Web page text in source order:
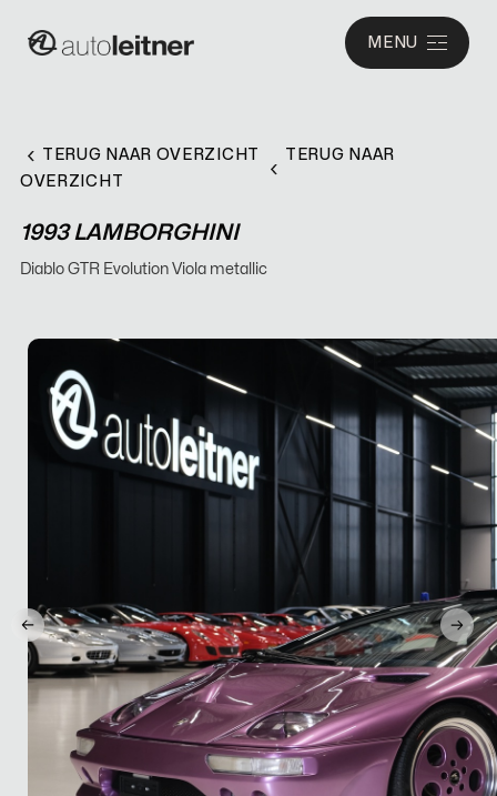
MENU
TERUG NAAR OVERZICHT
TERUG NAAR
OVERZICHT
1993 LAMBORGHINI
Diablo GTR Evolution Viola metallic